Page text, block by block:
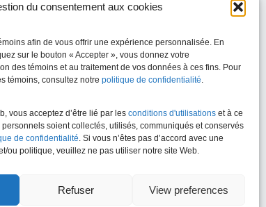
du consentement aux cookies
afin de vous offrir une expérience personnalisée. En
sur le bouton « Accepter », vous donnez votre
des témoins et au traitement de vos données à ces fins. Pour
témoins, consultez notre politique de confidentialité.
vous acceptez d’être lié par les conditions d'utilisations et à ce
soient collectés, utilisés, communiqués et conservés
de confidentialité. Si vous n’êtes pas d’accord avec une
ou politique, veuillez ne pas utiliser notre site Web.
Refuser View preferences
services